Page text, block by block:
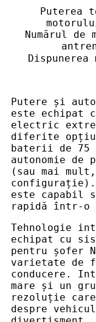
Puterea
Numărul de
Dispunerea
Putere și
este echipat
electric
diferite
baterii de 75
autonomie de
(sau mai
configurație).
este capabil
rapidă într-o
Tehnologie
echipat cu
pentru șofer
varietate de
conducere.
mare și un
rezoluție
despre